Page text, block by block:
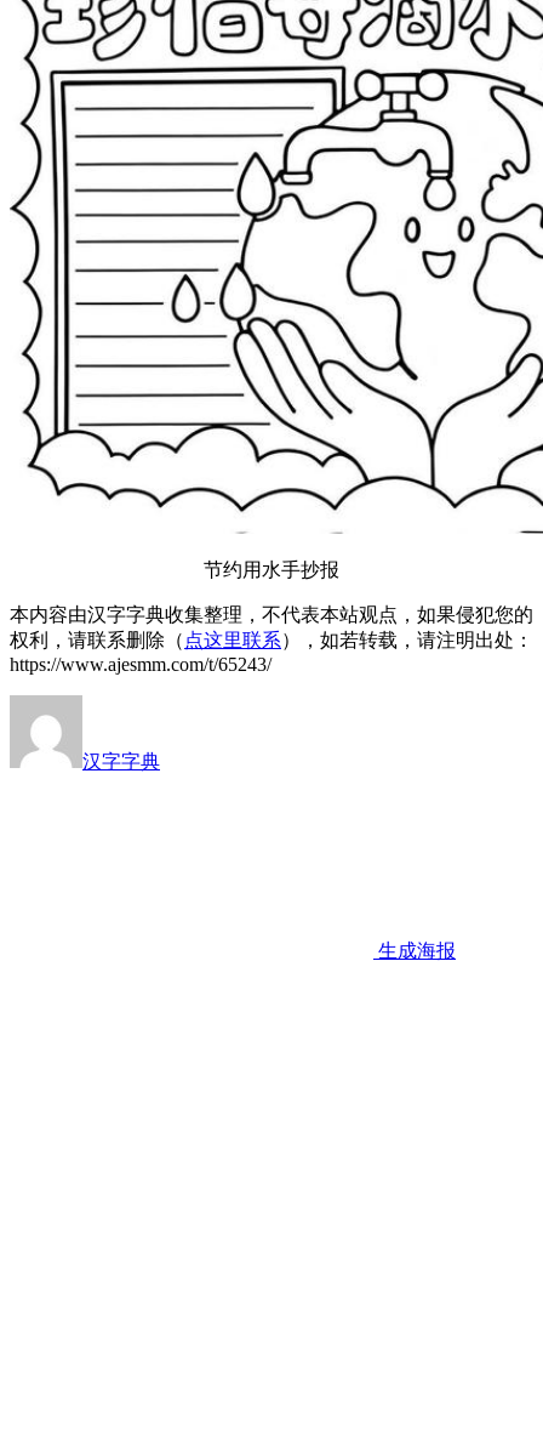
节约用水手抄报
本内容由汉字字典收集整理，不代表本站观点，如果侵犯您的
权利，请联系删除（ 点这里联系），如若转载，请注明出处：
https://www.ajesmm.com/t/65243/
汉字字典
生成海报